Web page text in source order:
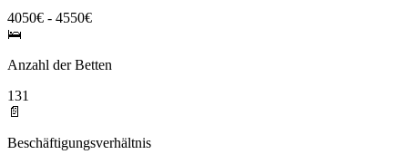
4050€ - 4550€
🛌
Anzahl der Betten
131
📄
Beschäftigungsverhältnis